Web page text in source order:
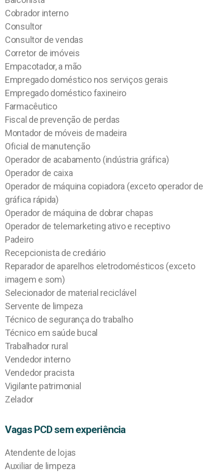
Cobrador interno
Consultor
Consultor de vendas
Corretor de imóveis
Empacotador, a mão
Empregado doméstico nos serviços gerais
Empregado doméstico faxineiro
Farmacêutico
Fiscal de prevenção de perdas
Montador de móveis de madeira
Oficial de manutenção
Operador de acabamento (indústria gráfica)
Operador de caixa
Operador de máquina copiadora (exceto operador de
gráfica rápida)
Operador de máquina de dobrar chapas
Operador de telemarketing ativo e receptivo
Padeiro
Recepcionista de crediário
Reparador de aparelhos eletrodomésticos (exceto
imagem e som)
Selecionador de material reciclável
Servente de limpeza
Técnico de segurança do trabalho
Técnico em saúde bucal
Trabalhador rural
Vendedor interno
Vendedor pracista
Vigilante patrimonial
Zelador
Vagas PCD sem experiência
Atendente de lojas
Auxiliar de limpeza